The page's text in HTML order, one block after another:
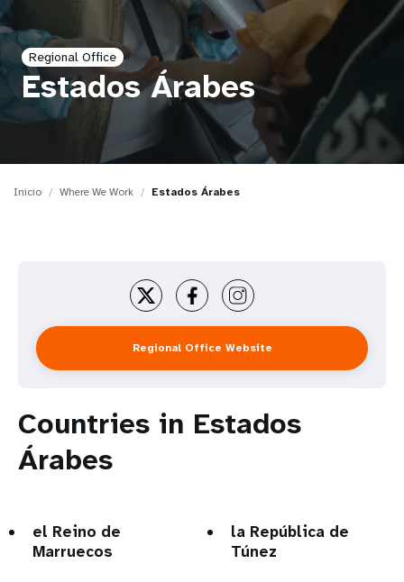
t
i
Regional Office
Estados Árabes
Inicio Where We Work Estados Árabes
Regional Office Website
Countries in Estados
Árabes
el Reino de
Marruecos
la República de
Túnez